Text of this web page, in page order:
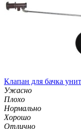
Клапан для бачка
Ужасно
Плохо
Нормально
Хорошо
Отлично